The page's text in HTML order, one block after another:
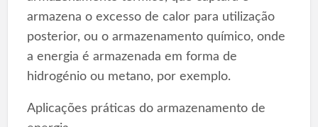
armazena o excesso de calor para utilização
posterior, ou o armazenamento químico, onde
a energia é armazenada em forma de
hidrogénio ou metano, por exemplo.
Aplicações práticas do armazenamento de